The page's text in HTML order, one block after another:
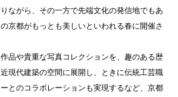
ながら、その一方で先端文化の発信地でもあ
京都がもっとも美しいといわれる春に開催さ
品や貴重な写真コレクションを、趣のある歴
現代建築の空間に展開し、ときに伝統工芸職
とのコラボレーションも実現するなど、京都